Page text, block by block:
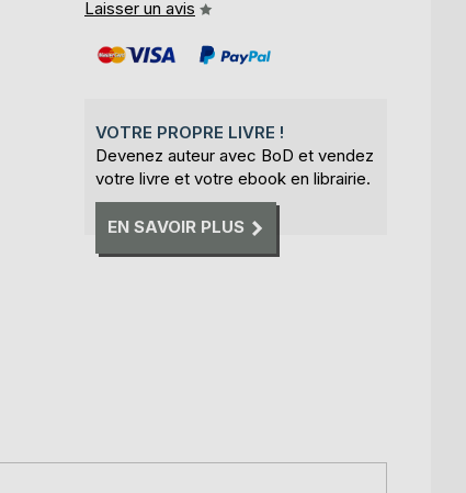
Laisser un avis
VOTRE PROPRE LIVRE !
Devenez auteur avec BoD et vendez
votre livre et votre ebook en librairie.
EN SAVOIR PLUS